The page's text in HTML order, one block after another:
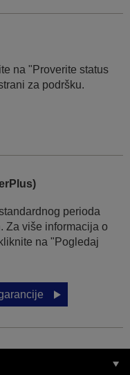
na "Proverite status
za podršku.
perioda
Za više informacija o
na "Pogledaj